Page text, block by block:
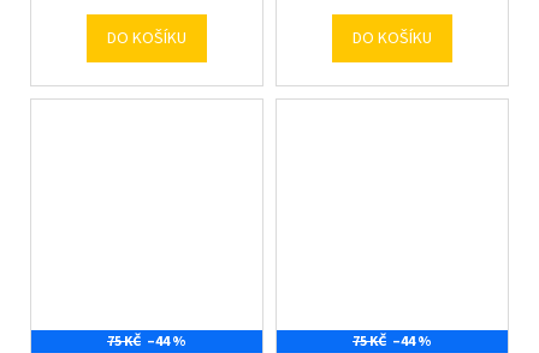
DO KOŠÍKU DO KOŠÍKU
75 KČ –44 % 75 KČ –44 %